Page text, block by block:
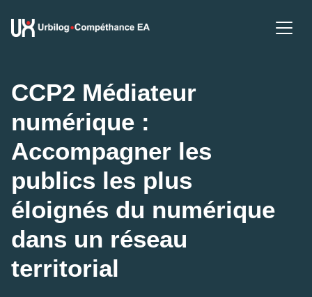
CCP2 Médiateur
numérique :
Accompagner les
publics les plus
éloignés du numérique
dans un réseau
territorial